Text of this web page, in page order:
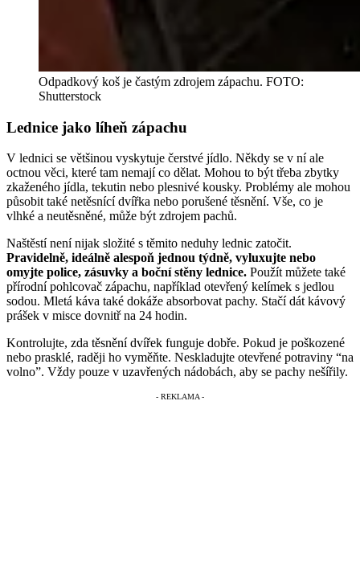
Odpadkový koš je častým zdrojem zápachu. FOTO:
Shutterstock
Lednice jako líheň zápachu
V lednici se většinou vyskytuje čerstvé jídlo. Někdy se v ní ale
octnou věci, které tam nemají co dělat. Mohou to být třeba zbytky
zkaženého jídla, tekutin nebo plesnivé kousky. Problémy ale mohou
působit také netěsnící dvířka nebo porušené těsnění. Vše, co je
vlhké a neutěsněné, může být zdrojem pachů.
Naštěstí není nijak složité s těmito neduhy lednic zatočit.
Pravidelně, ideálně alespoň jednou týdně, vyluxujte nebo
omyjte police, zásuvky a boční stěny lednice. Použít můžete také
přírodní pohlcovač zápachu, například otevřený kelímek s jedlou
sodou. Mletá káva také dokáže absorbovat pachy. Stačí dát kávový
prášek v misce dovnitř na 24 hodin.
Kontrolujte, zda těsnění dvířek funguje dobře. Pokud je poškozené
nebo prasklé, raději ho vyměňte. Neskladujte otevřené potraviny “na
volno”. Vždy pouze v uzavřených nádobách, aby se pachy nešířily.